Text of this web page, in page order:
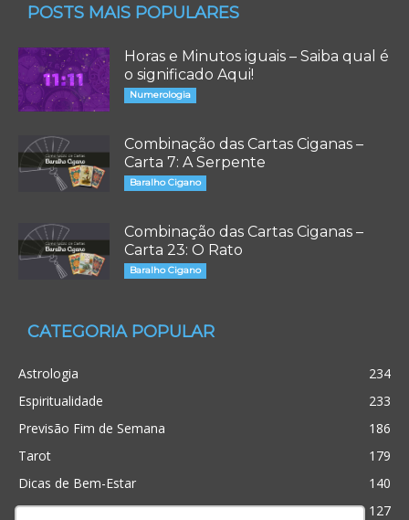
POSTS MAIS POPULARES
Horas e Minutos iguais – Saiba qual é
o significado Aqui!
Numerologia
Combinação das Cartas Ciganas –
Carta 7: A Serpente
Baralho Cigano
Combinação das Cartas Ciganas –
Carta 23: O Rato
Baralho Cigano
CATEGORIA POPULAR
Astrologia
234
Espiritualidade
233
Previsão Fim de Semana
186
Tarot
179
Dicas de Bem-Estar
140
Cristianismo
127